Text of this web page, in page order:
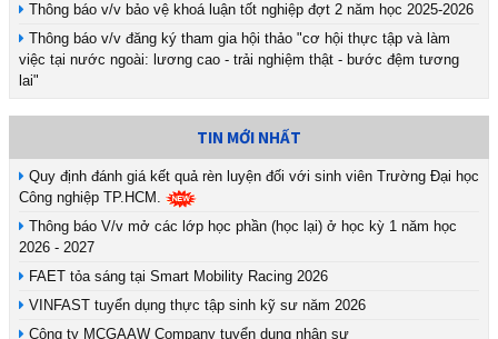
Thông báo v/v bảo vệ khoá luận tốt nghiệp đợt 2 năm học 2025-2026
Thông báo v/v đăng ký tham gia hội thảo "cơ hội thực tập và làm
việc tại nước ngoài: lương cao - trải nghiệm thật - bước đệm tương
lai"
TIN MỚI NHẤT
Quy định đánh giá kết quả rèn luyện đối với sinh viên Trường Đại học
Công nghiệp TP.HCM.
Thông báo V/v mở các lớp học phần (học lại) ở học kỳ 1 năm học
2026 - 2027
FAET tỏa sáng tại Smart Mobility Racing 2026
VINFAST tuyển dụng thực tập sinh kỹ sư năm 2026
Công ty MCGAAW Company tuyển dụng nhân sự